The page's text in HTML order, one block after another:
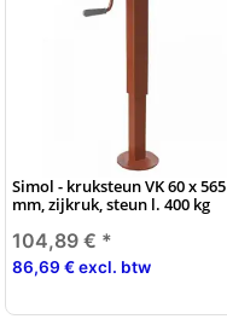
Simol - kruksteun VK 60 x 565
mm, zijkruk, steun l. 400 kg
104,89 € *
86,69 € excl. btw